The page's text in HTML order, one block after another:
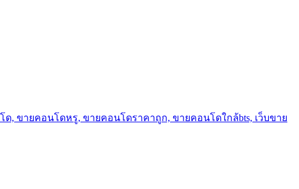
, ขายคอนโดหรู, ขายคอนโดราคาถูก, ขายคอนโดใกล้bts, เว็บขาย